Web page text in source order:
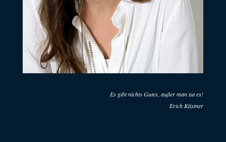
Es gibt nichts Gutes, außer man tut es!
Erich Kästner